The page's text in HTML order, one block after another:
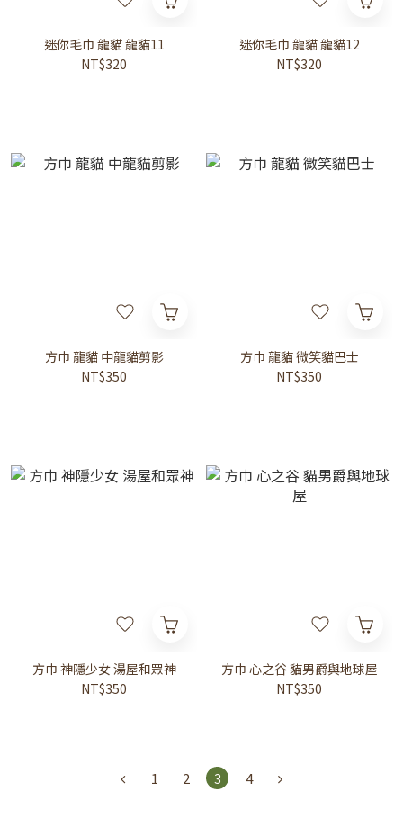
迷你毛巾 龍貓 龍貓11
NT$320
迷你毛巾 龍貓 龍貓12
NT$320
方巾 龍貓 中龍貓剪影
NT$350
方巾 龍貓 微笑貓巴士
NT$350
方巾 神隱少女 湯屋和眾神
NT$350
方巾 心之谷 貓男爵與地球屋
NT$350
1 2 3 4